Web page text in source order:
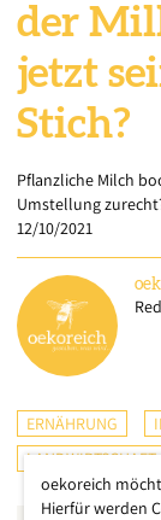
der
jetzt
Stich?
Pflanzliche Milch
Umstellung
12/10/2021
ERNÄHRUNG
LANDWIRTSCHAFT
oekoreich
Hierfür werden